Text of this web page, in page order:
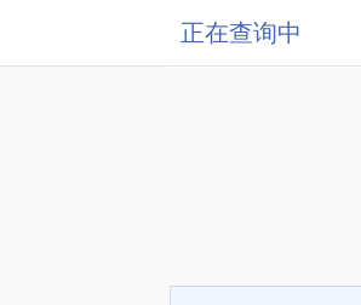
正在查询中